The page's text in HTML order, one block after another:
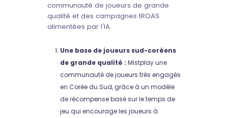
communauté de joueurs de grande
qualité et des campagnes tROAS
alimentées par l'IA.
Une base de joueurs sud-coréens
de grande qualité : Mistplay une
communauté de joueurs très engagés
en Corée du Sud, grâce à un modèle
de récompense basé sur le temps de
jeu qui encourage les joueurs à